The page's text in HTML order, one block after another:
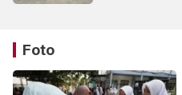
Foto